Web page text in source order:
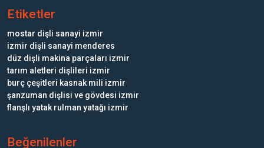
Etiketler
mostar dişli sanayi izmir
izmir dişli sanayi menderes
düz dişli makina parçaları izmir
tarım aletleri dişlileri izmir
burç çeşitleri kasnak mili izmir
şanzuman dişlisi ve gövdesi izmir
flanşlı yatak rulman yatağı izmir
Beğenilenler